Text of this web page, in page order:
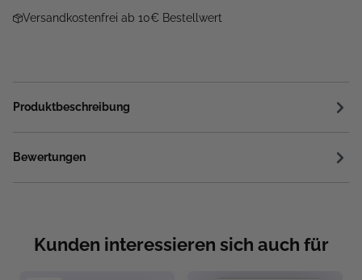
Versandkostenfrei ab 10€ Bestellwert
Produktbeschreibung
Bewertungen
Kunden interessieren sich auch für